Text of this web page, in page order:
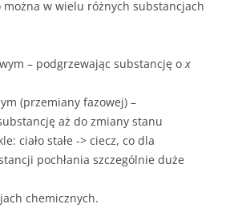
można w wielu różnych substancjach
– podgrzewając substancję o x
(przemiany fazowej) –
aż do zmiany stanu
ciało stałe -> ciecz, co dla
pochłania szczególnie duże
chemicznych.